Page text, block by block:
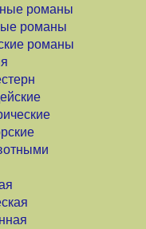
романы
романы
романы